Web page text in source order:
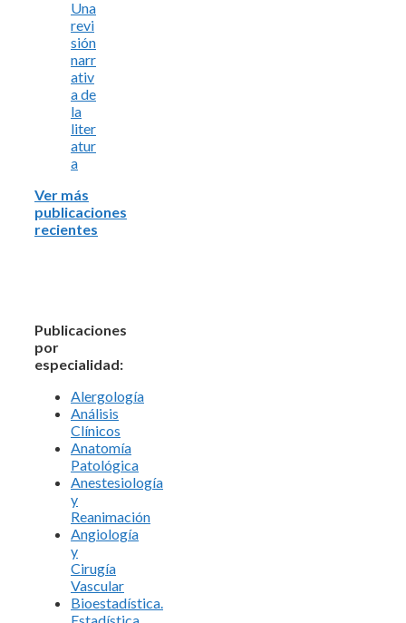
Una
revi
sión
narr
ativ
a de
la
liter
atur
a
Ver más
publicaciones
recientes
Publicaciones
por
especialidad:
Alergología
Análisis
Clínicos
Anatomía
Patológica
Anestesiología
y
Reanimación
Angiología
y
Cirugía
Vascular
Bioestadística.